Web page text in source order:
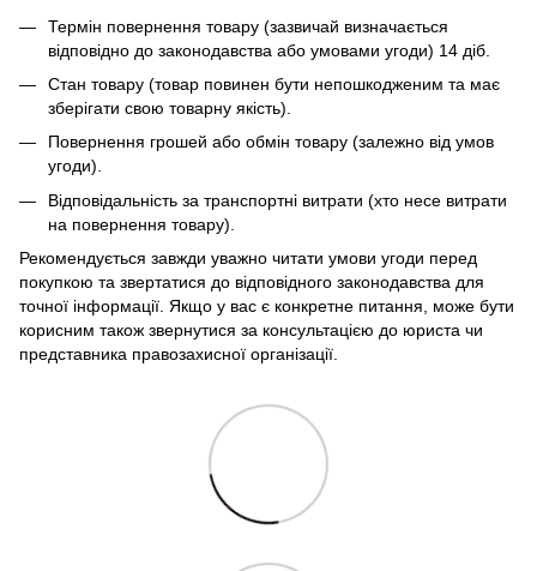
Термін повернення товару (зазвичай визначається
відповідно до законодавства або умовами угоди) 14 діб.
Стан товару (товар повинен бути непошкодженим та має
зберігати свою товарну якість).
Повернення грошей або обмін товару (залежно від умов
угоди).
Відповідальність за транспортні витрати (хто несе витрати
на повернення товару).
Рекомендується завжди уважно читати умови угоди перед
покупкою та звертатися до відповідного законодавства для
точної інформації. Якщо у вас є конкретне питання, може бути
корисним також звернутися за консультацією до юриста чи
представника правозахисної організації.